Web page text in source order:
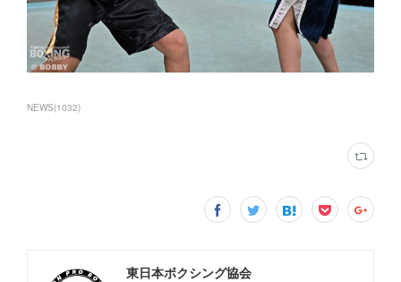
NEWS(1032)
東日本ボクシング協会